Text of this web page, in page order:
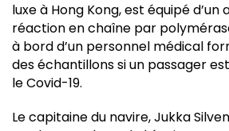
luxe à Hong Kong, est équipé d’un
réaction en chaîne par
à bord d’un personnel médical
des échantillons si un passager
le Covid-19.
Le capitaine du navire, Jukka